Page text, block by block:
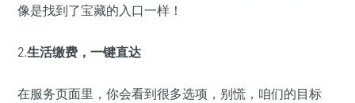
像是找到了宝藏的入口一样！
2.生活缴费，一键直达
在服务页面里，你会看到很多选项，别慌，咱们的目标